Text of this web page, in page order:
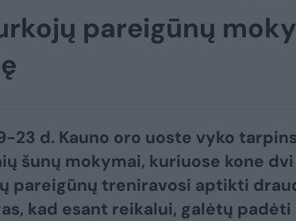
pareigūnų
d. Kauno oro uoste vyko
šunų mokymai, kuriuose kone
pareigūnų treniravosi aptikti
kad esant reikalui, galėtų